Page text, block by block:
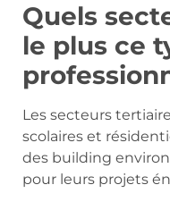
Quels
le plus ce
Les secteurs
scolaires et
des building
pour leurs projets